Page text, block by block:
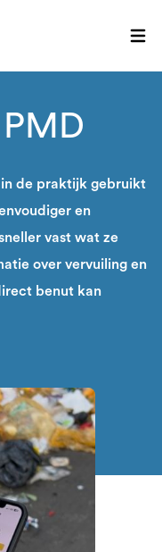
de praktijk gebruikt
en
vast wat ze
over vervuiling en
benut kan